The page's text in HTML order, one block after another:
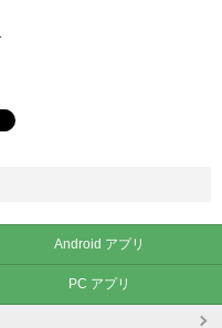
Android アプリ
PC アプリ